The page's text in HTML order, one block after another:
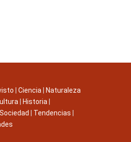
Ciencia
Naturaleza
Historia
Sociedad Tendencias